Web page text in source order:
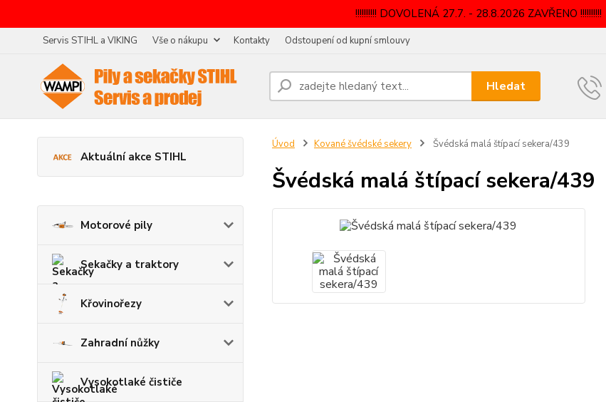
!!!!!!!!!! DOVOLENÁ 27.7. - 28.8.2026 ZAVŘENO !!!!!!!!!!
Servis STIHL a VIKING Vše o nákupu Kontakty Odstoupení od kupní smlouvy
Hledat
Aktuální akce STIHL
Motorové pily
Sekačky a traktory
Křovinořezy
Zahradní nůžky
Vysokotlaké čističe
Úvod Kované švédské sekery Švédská malá štípací sekera/439
Švédská malá štípací sekera/439